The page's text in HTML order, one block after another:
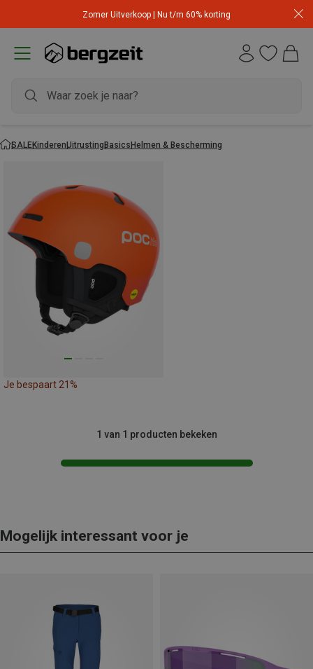
Zomer Uitverkoop | Nu t/m 60% korting
SALEKinderenUitrustingBasicsHelmen & Bescherming
Je bespaart 21%
1 van 1 producten bekeken
Mogelijk interessant voor je